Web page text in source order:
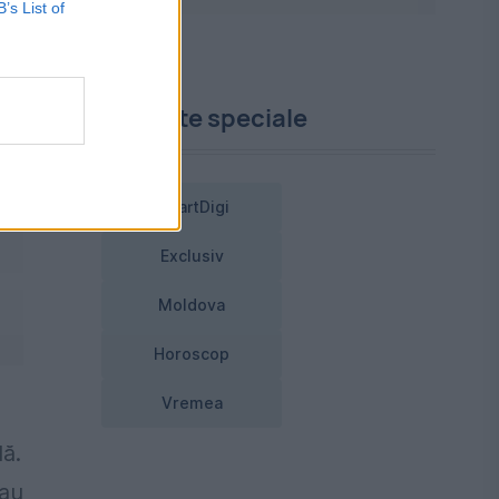
List of
Proiecte speciale
SmartDigi
Exclusiv
Moldova
Horoscop
Vremea